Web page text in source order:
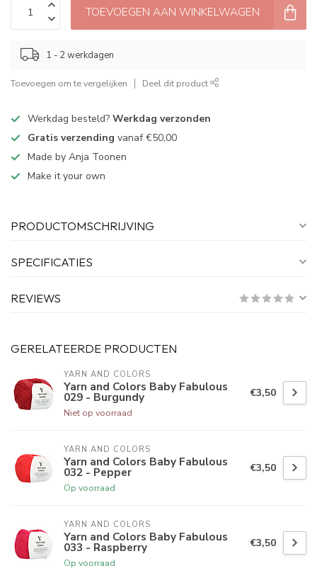
TOEVOEGEN AAN WINKELWAGEN
1 - 2 werkdagen
Toevoegen om te vergelijken Deel dit product
Werkdag besteld? Werkdag verzonden
Gratis verzending vanaf €50,00
Made by Anja Toonen
Make it your own
PRODUCTOMSCHRIJVING
SPECIFICATIES
REVIEWS
GERELATEERDE PRODUCTEN
YARN AND COLORS
Yarn and Colors Baby Fabulous
029 - Burgundy
Niet op voorraad
€3,50
YARN AND COLORS
Yarn and Colors Baby Fabulous
032 - Pepper
Op voorraad
€3,50
YARN AND COLORS
Yarn and Colors Baby Fabulous
033 - Raspberry
Op voorraad
€3,50